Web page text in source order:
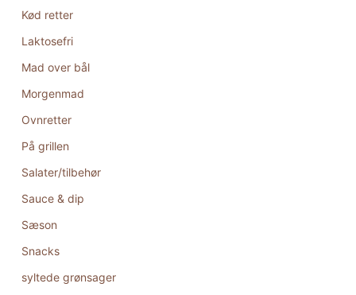
Kød retter
Laktosefri
Mad over bål
Morgenmad
Ovnretter
På grillen
Salater/tilbehør
Sauce & dip
Sæson
Snacks
syltede grønsager